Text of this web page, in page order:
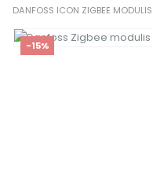
DANFOSS ICON ZIGBEE
-15%